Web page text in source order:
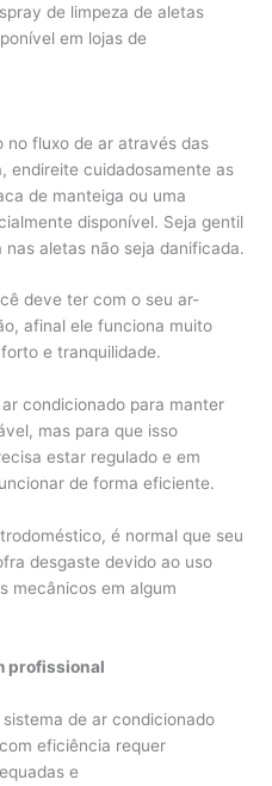
de limpeza de aletas
em lojas de
no fluxo de ar através das
endireite cuidadosamente as
de manteiga ou uma
disponível. Seja gentil
aletas não seja danificada.
deve ter com o seu ar-
afinal ele funciona muito
e tranquilidade.
condicionado para manter
mas para que isso
estar regulado e em
de forma eficiente.
é normal que seu
desgaste devido ao uso
mecânicos em algum
profissional
de ar condicionado
eficiência requer
e